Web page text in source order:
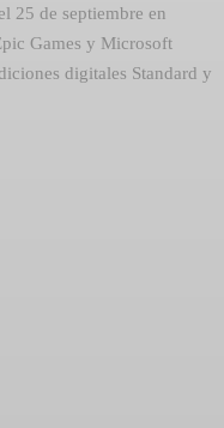
25 de septiembre en
Games y Microsoft
digitales Standard y